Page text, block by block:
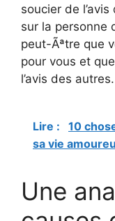
soucier de
sur la personne
peut-Ãªtre que
pour vous et
l’avis des autres.
Lire :
10
sa vie
Une